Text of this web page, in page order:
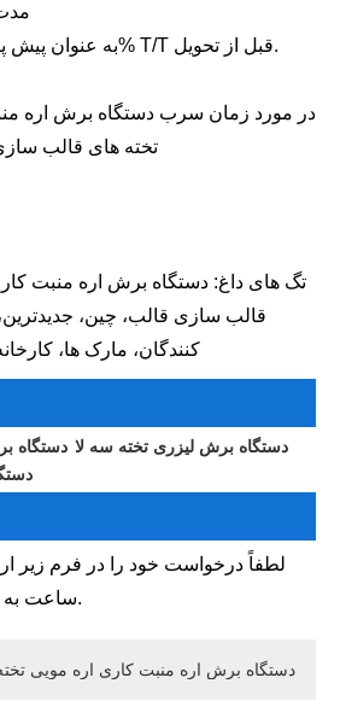
2.
30% T/T به عنوان پیش پرداخت، 70% T/T قبل از تحویل.
تخته های قالب
تگ های داغ: دستگاه برش اره منبت
قالب سازی قالب، چین، جدیدترین،
کنندگان، مارک ها،
دستگاه دستگاه برش لیزری تخته سه لا
ساعت به شما پاسخ خواهیم داد.